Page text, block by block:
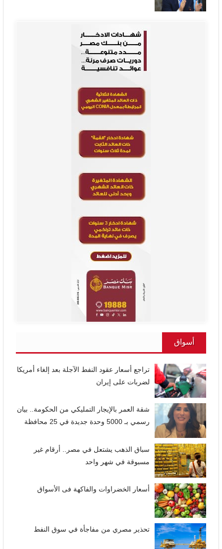
أسواق
تراجع أسعار عقود النفط الآجلة بعد إلغاء أمريكا
لضربات على إيران
شقة العمر بالإيجار التمليكي من الحكومة.. بيان
رسمي بـ 5000 وحدة جديدة في 25 محافظة
سباق الذهب يشتعل في مصر.. أرقام غير
مسبوقة في شهر واحد
أسعار الخضراوات والفاكهة فى الأسواق
تحذير مصري من مفاجأة في سوق النفط